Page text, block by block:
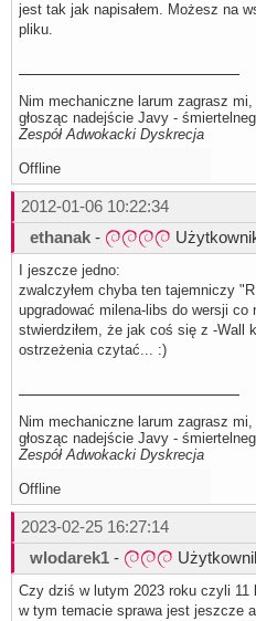
jest tak jak napisałem. Możesz na
pliku.
Nim mechaniczne larum zagrasz mi,
głosząc nadejście Javy -
Zespół Adwokacki Dyskrecja
Offline
2012-01-06 10:22:34
ethanak -
I jeszcze jedno:
zwalczyłem chyba ten tajemniczy
upgradować milena-libs do wersji
stwierdziłem, że jak coś się z -Wall
ostrzeżenia czytać... :)
Nim mechaniczne larum zagrasz mi,
głosząc nadejście Javy -
Zespół Adwokacki Dyskrecja
Offline
2023-02-25 16:27:14
wlodarek1 -
Czy dziś w lutym 2023 roku czyli 11
w tym temacie sprawa jest jeszcze